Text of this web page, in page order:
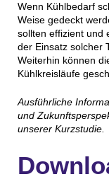
Wenn Kühlbedarf
Weise gedeckt
sollten effizient und
der Einsatz solcher
Weiterhin können
Kühlkreisläufe
Ausführliche
und
unserer Kurzstudie.